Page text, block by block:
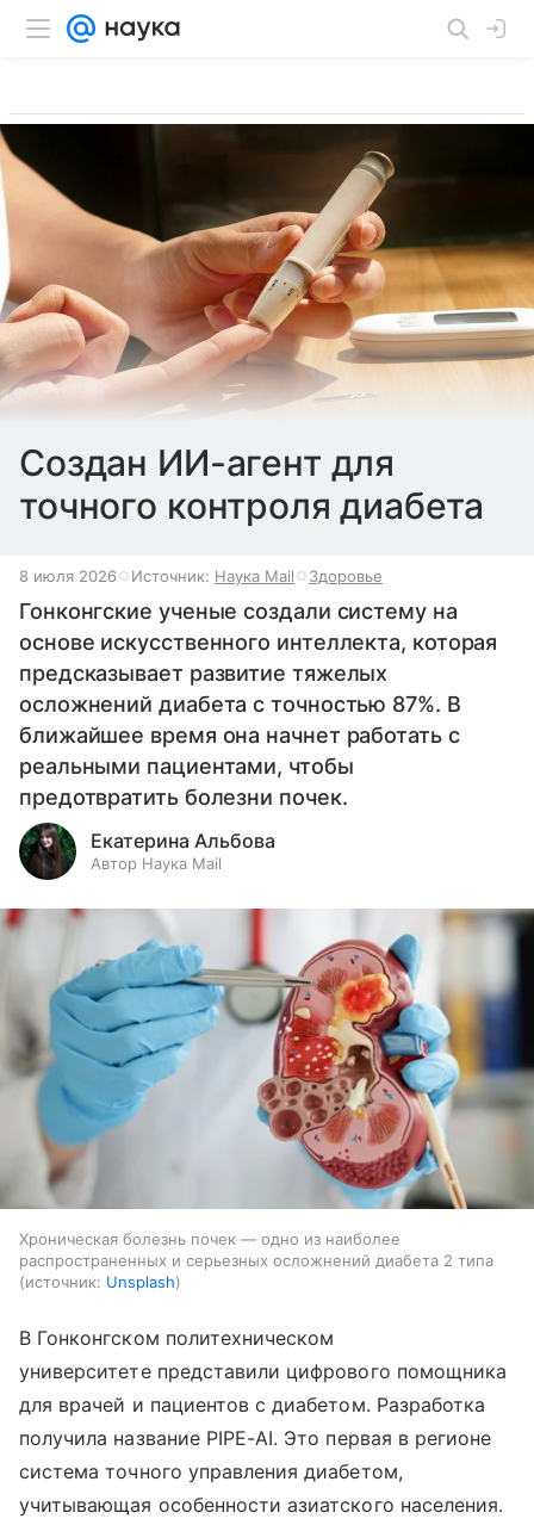
Создан ИИ-агент для
точного контроля диабета
8 июля 2026 Источник: Наука Mail Здоровье
Гонконгские ученые создали систему на
основе искусственного интеллекта, которая
предсказывает развитие тяжелых
осложнений диабета с точностью 87%. В
ближайшее время она начнет работать с
реальными пациентами, чтобы
предотвратить болезни почек.
Екатерина Альбова
Автор Наука Mail
Хроническая болезнь почек — одно из наиболее
распространенных и серьезных осложнений диабета 2 типа
источник: Unsplash
В Гонконгском политехническом
университете представили цифрового помощника
для врачей и пациентов с диабетом. Разработка
получила название PIPE-AI. Это первая в регионе
система точного управления диабетом,
учитывающая особенности азиатского населения.